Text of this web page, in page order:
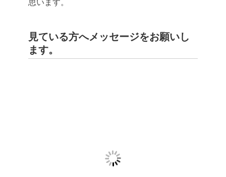
見ている方へメッセージをお願いし
ます。